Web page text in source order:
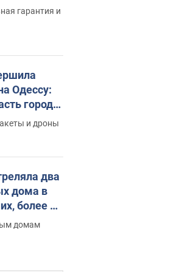
средства
гарантия и
Одессу:
города,
и видео
и дроны
два
дома в
более 20
домам